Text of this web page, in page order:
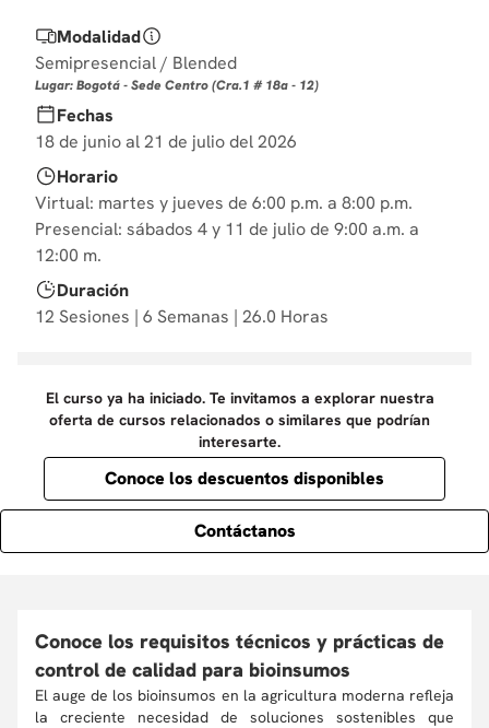
Modalidad
Semipresencial / Blended
Lugar: Bogotá - Sede Centro (Cra.1 # 18a - 12)
Fechas
18 de junio al 21 de julio del 2026
Horario
Virtual: martes y jueves de 6:00 p.m. a 8:00 p.m.
Presencial: sábados 4 y 11 de julio de 9:00 a.m. a
12:00 m.
Duración
12 Sesiones | 6 Semanas | 26.0 Horas
El curso ya ha iniciado. Te invitamos a explorar nuestra
oferta de cursos relacionados o similares que podrían
interesarte.
Conoce los descuentos disponibles
Contáctanos
Conoce los requisitos técnicos y prácticas de
control de calidad para bioinsumos
El auge de los bioinsumos en la agricultura moderna refleja
la creciente necesidad de soluciones sostenibles que